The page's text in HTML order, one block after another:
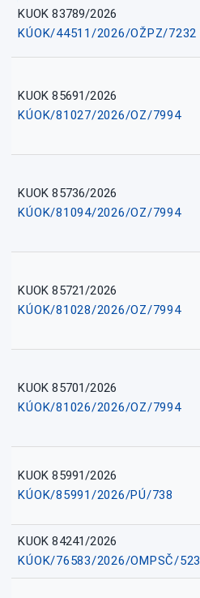
KUOK 83789/2026
KÚOK/44511/2026/OŽPZ/7232
KUOK 85691/2026
KÚOK/81027/2026/OZ/7994
KUOK 85736/2026
KÚOK/81094/2026/OZ/7994
KUOK 85721/2026
KÚOK/81028/2026/OZ/7994
KUOK 85701/2026
KÚOK/81026/2026/OZ/7994
KUOK 85991/2026
KÚOK/85991/2026/PÚ/738
KUOK 84241/2026
KÚOK/76583/2026/OMPSČ/523